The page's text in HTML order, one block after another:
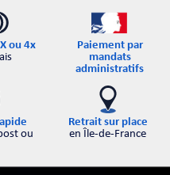
ou 4x
Paiement par
mandats
administratifs
ou
Retrait sur place
en Île-de-France